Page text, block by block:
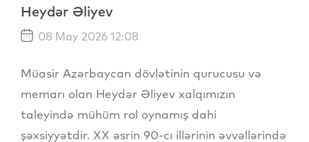
Heydər Əliyev
08 May 2026 12:08
Müasir Azərbaycan dövlətinin qurucusu və
memarı olan Heydər Əliyev xalqımızın
taleyində mühüm rol oynamış dahi
şəxsiyyətdir. XX əsrin 90-cı illərinin əvvəllərində